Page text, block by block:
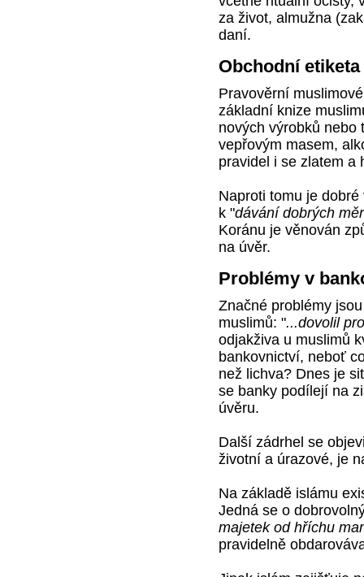
za život, almužna
daní.
Obchodní etiketa
Pravověrní
základní knize
nových výrobků nebo
vepřovým masem,
pravidel i se zlatem a
Naproti tomu je
k "dávání dobrých
Koránu je věnován
na úvěr.
Problémy v
Značné problémy
muslimů: "...dovolil
odjakživa u muslimů
bankovnictví, neboť
než lichva? Dnes je
se banky podílejí na
úvěru.
Další zádrhel se
životní a úrazové, je
Na základě islámu
Jedná se o
majetek od hříchu
pravidelně